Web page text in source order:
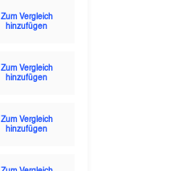
Zum Vergleich
hinzufügen
Zum Vergleich
hinzufügen
Zum Vergleich
hinzufügen